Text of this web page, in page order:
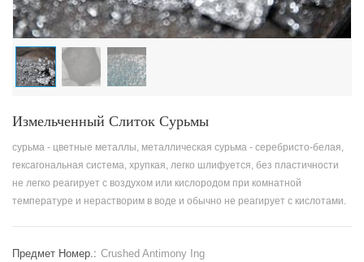
Измельченный Слиток Сурьмы
сурьма - цветные металлы, металлическая сурьма - серебристо-белая,
гексагональная система, хрупкая, легко шлифуется, без пластичности
не легко реагирует с воздухом или кислородом при комнатной
температуре и нерастворим в воде и обычно не реагирует с кислотами.
Предмет Номер.: Crushed Antimony Ing